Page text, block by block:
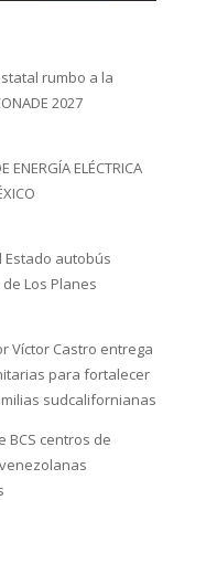
rumbo a la
2027
ENERGÍA ELÉCTRICA
Estado autobús
Los Planes
Víctor Castro entrega
para fortalecer
sudcalifornianas
BCS centros de